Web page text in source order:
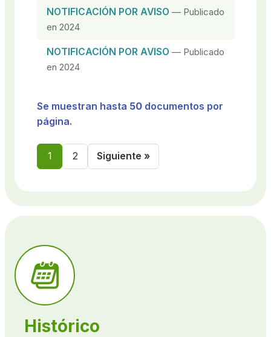
NOTIFICACIÓN POR AVISO — Publicado
en 2024
NOTIFICACIÓN POR AVISO — Publicado
en 2024
Se muestran hasta 50 documentos por
página.
1 2 Siguiente »
Histórico